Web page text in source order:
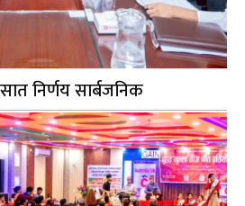
निर्णय सार्बजनिक